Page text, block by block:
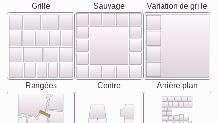
Grille Sauvage Variation de grille
Rangées Centre Arrière-plan